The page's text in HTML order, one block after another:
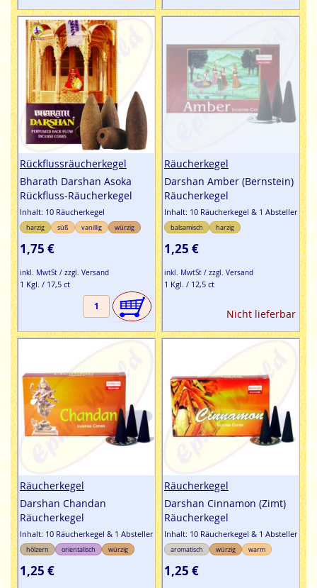
Rückflussräucherkegel
Bharath Darshan Asoka
Rückfluss-Räucherkegel
Inhalt: 10 Räucherkegel
harzig süß vanillig würzig
1,75 €
inkl. MwtSt / zzgl. Versand
1 Kgl. / 17,5 ct
Räucherkegel
Darshan Amber (Bernstein)
Räucherkegel
Inhalt: 10 Räucherkegel & 1 Absteller
balsamisch harzig
1,25 €
inkl. MwtSt / zzgl. Versand
1 Kgl. / 12,5 ct
Nicht lieferbar
Räucherkegel
Darshan Chandan
Räucherkegel
Inhalt: 10 Räucherkegel & 1 Absteller
hölzern orientalisch würzig
1,25 €
Räucherkegel
Darshan Cinnamon (Zimt)
Räucherkegel
Inhalt: 10 Räucherkegel & 1 Absteller
aromatisch würzig warm
1,25 €